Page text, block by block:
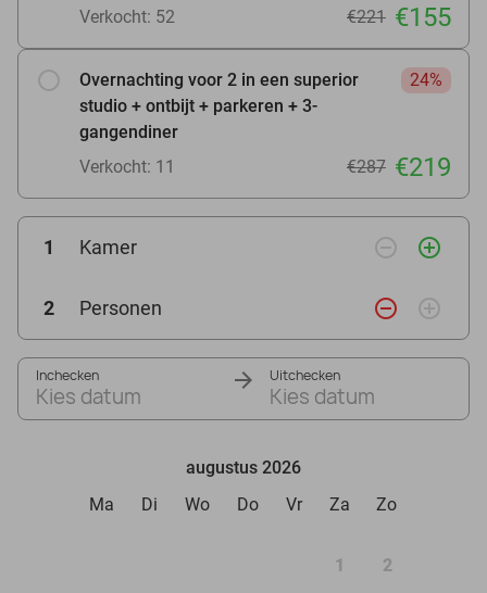
Verkocht: 52 €221 €155
Overnachting voor 2 in een superior
studio + ontbijt + parkeren + 3-
gangendiner
24%
Verkocht: 11 €287 €219
1 Kamer remove_circle_outline add_circle_outline
2 Personen remove_circle_outline add_circle_outline
Inchecken
Kies datum
Uitchecken
Kies datum
augustus 2026
Ma
Di Wo Do Vr Za Zo
1 2